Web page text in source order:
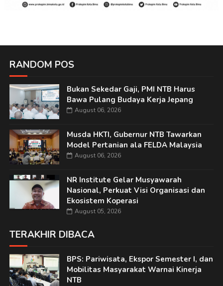
RANDOM POS
Bukan Sekedar Gaji, PMI NTB Harus
Bawa Pulang Budaya Kerja Jepang
August 06, 2026
Musda HKTI, Gubernur NTB Tawarkan
Model Pertanian ala FELDA Malaysia
August 06, 2026
NR Institute Gelar Musyawarah
Nasional, Perkuat Visi Organisasi dan
Ekosistem Koperasi
August 05, 2026
TERAKHIR DIBACA
BPS: Pariwisata, Ekspor Semester I, dan
Mobilitas Masyarakat Warnai Kinerja
NTB